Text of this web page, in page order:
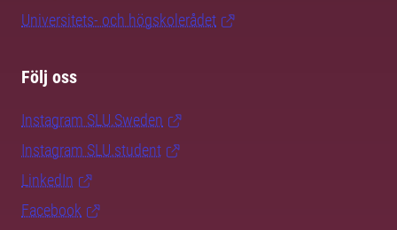
Universitets- och högskolerådet
Följ oss
Instagram SLU.Sweden
Instagram SLU.student
LinkedIn
Facebook